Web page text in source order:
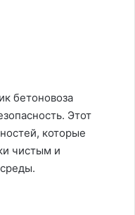
бетоновоза
Этот
которые
чистым и